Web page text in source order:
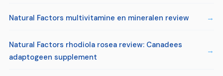
Natural Factors multivitamine en mineralen review
Natural Factors rhodiola rosea review: Canadees
adaptogeen supplement